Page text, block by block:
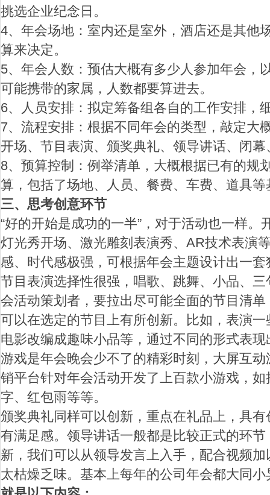
会
挑选企业纪念日。
4、年会场地：室内还是室外，酒店还是其他
算来决定。
5、年会人数：预估大概有多少人参加年会，
可能携带的家属，人数都要算进去。
6、人员安排：拟定筹备组各自的工作安排，
7、流程安排：根据不同年会的类型，敲定大
开场、节目表演、颁奖典礼、领导讲话、闭
8、预算控制：例举清单，大概根据已有的规
算，包括了场地、人员、餐费、车费、道具等
三、思考创意环节
“好的开始是成功的一半”，对于活动也一样
灯光秀开场、激光雕刻表演秀、AR技术表演
感、时代感极强，可根据年会主题设计出一
节目表演选择性很强，唱歌、跳舞、小品、
会活动策划者，要拉出尽可能全面的节目清
可以在选定的节目上有所创新。比如，表演
电影改编成趣味小品等，通过不同的形式表
游戏是年会晚会少不了的精彩时刻， 大屏互动
销平台针对年会活动开发了上百款小游戏，
字、红包雨等等。
颁奖典礼同样可以创新，重点在礼品上，具
有满足感。领导讲话一般都是比较正式的环
新，我们可以从领导发言上入手，配合视频
太枯燥乏味。基本上每年的公司年会都大同小